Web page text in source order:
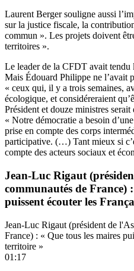
Laurent Berger souligne aussi
sur la justice fiscale, la
commun ». Les projets doivent
territoires ».
Le leader de la CFDT avait tendu
Mais Édouard Philippe ne l’avait
« ceux qui, il y a trois semaines,
écologique, et considéreraient
Président et douze ministres
« Notre démocratie a besoin
prise en compte des corps
participative. (…) Tant mieux si
compte des acteurs sociaux et
Jean-Luc Rigaut
communautés de France)
puissent écouter les
Jean-Luc Rigaut (président de
France) : « Que tous les maires
territoire »
01:17